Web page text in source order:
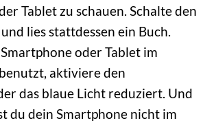
Tablet zu schauen. Schalte den
lies stattdessen ein Buch.
oder Tablet im
aktiviere den
das blaue Licht reduziert. Und
du dein Smartphone nicht im